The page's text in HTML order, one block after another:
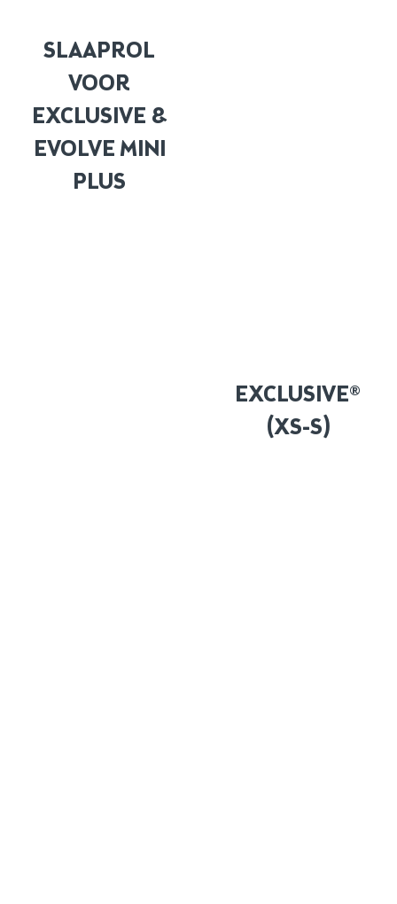
SLAAPROL
VOOR
EXCLUSIVE &
EVOLVE MINI
PLUS
EXCLUSIVE®
(XS-S)